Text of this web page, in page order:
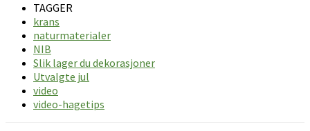
TAGGER
krans
naturmaterialer
NIB
Slik lager du dekorasjoner
Utvalgte jul
video
video-hagetips